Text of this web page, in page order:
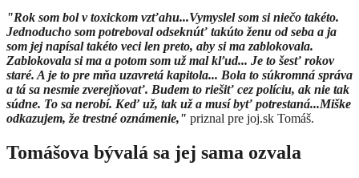
"Rok som bol v toxickom vzťahu...Vymyslel som si niečo takéto.
Jednoducho som potreboval odseknúť takúto ženu od seba a ja
som jej napísal takéto veci len preto, aby si ma zablokovala.
Zablokovala si ma a potom som už mal kľud... Je to šesť rokov
staré. A je to pre mňa uzavretá kapitola... Bola to súkromná správa
a tá sa nesmie zverejňovať. Budem to riešiť cez políciu, ak nie tak
súdne. To sa nerobí. Keď už, tak už a musí byť potrestaná...Miške
odkazujem, že trestné oznámenie," priznal pre joj.sk Tomáš.
Tomášova bývalá sa jej sama ozvala